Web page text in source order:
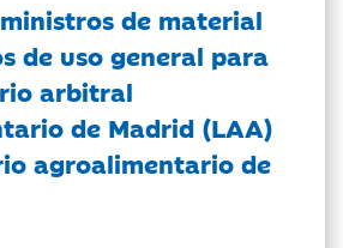
de material
de uso general para
arbitral
de Madrid (LAA)
agroalimentario de